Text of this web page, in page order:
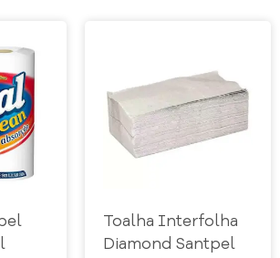
Toalha Interfolha
Diamond Santpel